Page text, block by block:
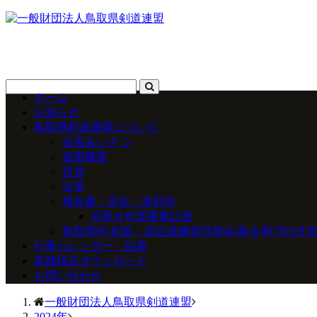
ホーム
お知らせ
鳥取県剣道連盟について
会長あいさつ
連盟概要
役員
沿革
報告書・定款・規則等
令和８年度事業計画
鳥取県内 剣道・居合道練習可能会場(令和7年9月
行事カレンダー・結果
各種様式ダウンロード
お問い合わせ
一般財団法人鳥取県剣道連盟